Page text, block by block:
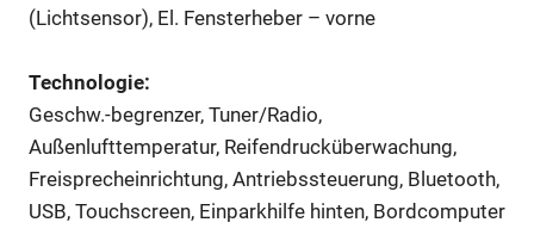
(Lichtsensor), El. Fensterheber – vorne
Technologie:
Geschw.-begrenzer, Tuner/Radio,
Außenlufttemperatur, Reifendrucküberwachung,
Freisprecheinrichtung, Antriebssteuerung, Bluetooth,
USB, Touchscreen, Einparkhilfe hinten, Bordcomputer